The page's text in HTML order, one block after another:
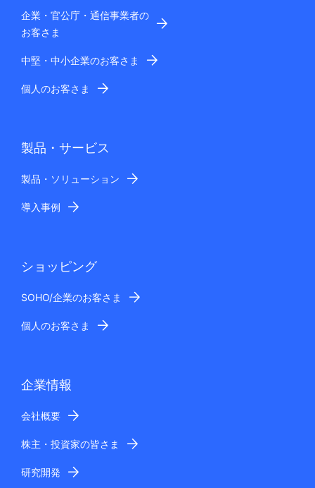
企業・官公庁・通信事業者の
お客さま
中堅・中小企業のお客さま
個人のお客さま
製品・サービス
製品・ソリューション
導入事例
ショッピング
SOHO/企業のお客さま
個人のお客さま
企業情報
会社概要
株主・投資家の皆さま
研究開発